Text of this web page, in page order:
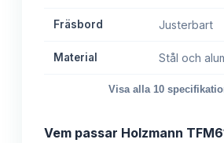
Fräsbord Justerbart
Material Stål och
Visa alla 10
Vem passar Holzmann